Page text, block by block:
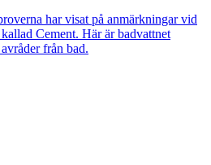
har visat på anmärkningar vid
Cement. Här är badvattnet
från bad.